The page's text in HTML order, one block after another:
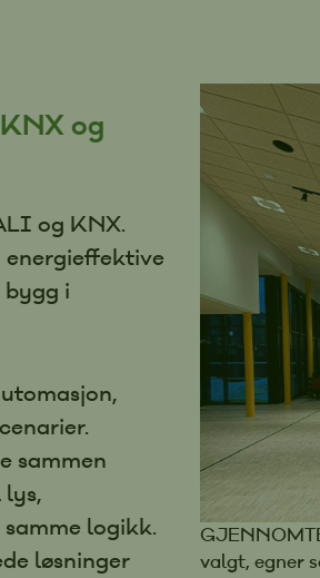
valgt, egner
og
og KNX.
energieffektive
i
sammen
logikk.
løsninger